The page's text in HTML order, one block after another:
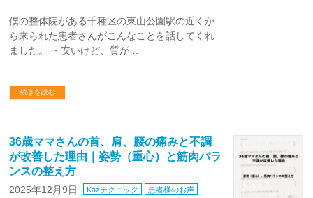
僕の整体院がある千種区の東山公園駅の近くか
ら来られた患者さんがこんなことを話してくれ
ました。 ・安いけど、質が …
続きを読む
36歳ママさんの首、肩、腰の痛みと不調
が改善した理由｜姿勢（重心）と筋肉バラ
ンスの整え方
2025年12月9日 Kazテクニック
患者様のお声